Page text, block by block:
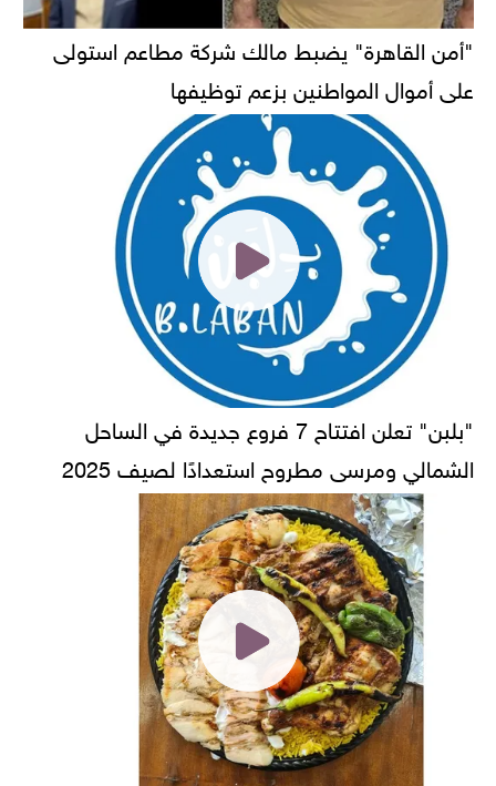
"أمن القاهرة" يضبط مالك شركة مطاعم استولى
على أموال المواطنين بزعم توظيفها
"بلبن" تعلن افتتاح 7 فروع جديدة في الساحل
الشمالي ومرسى مطروح استعدادًا لصيف 2025